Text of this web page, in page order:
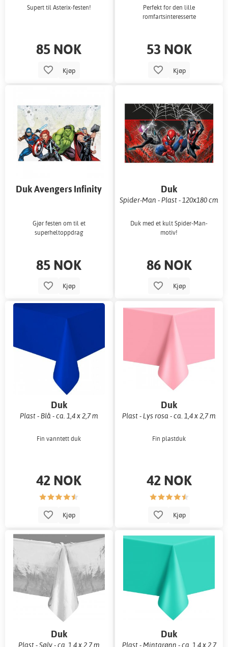
Supert til Asterix-festen!
85 NOK
Kjøp
Perfekt for den lille
romfartsinteresserte
53 NOK
Kjøp
Duk Avengers Infinity
Gjør festen om til et
superheltoppdrag
85 NOK
Kjøp
Duk
Spider-Man - Plast - 120x180 cm
Duk med et kult Spider-Man-
motiv!
86 NOK
Kjøp
Duk
Plast - Blå - ca. 1,4 x 2,7 m
Fin vanntett duk
42 NOK
Kjøp
Duk
Plast - Lys rosa - ca. 1,4 x 2,7 m
Fin plastduk
42 NOK
Kjøp
Duk
Plast - Sølv - ca. 1,4 x 2,7 m
Duk
Plast - Mintgrønn - ca. 1,4 x 2,7